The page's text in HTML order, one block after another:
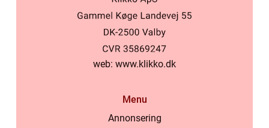
web: www.klikko.dk
Menu
Annonsering